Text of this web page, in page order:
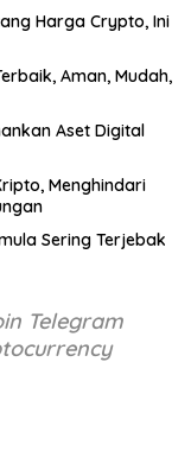
Harga Crypto, Ini
Aman, Mudah,
Aset Digital
Menghindari
Sering Terjebak
Telegram